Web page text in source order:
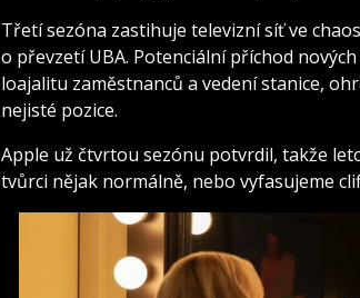
Třetí sezóna zastihuje televizní síť ve
o převzetí UBA. Potenciální příchod
loajalitu zaměstnanců a vedení stanice,
nejisté pozice.
Apple už čtvrtou sezónu potvrdil, takže
tvůrci nějak normálně, nebo vyfasujeme